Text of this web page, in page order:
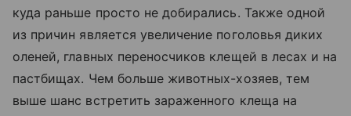
куда раньше просто не добирались. Также одной
из причин является увеличение поголовья диких
оленей, главных переносчиков клещей в лесах и на
пастбищах. Чем больше животных-хозяев, тем
выше шанс встретить зараженного клеща на